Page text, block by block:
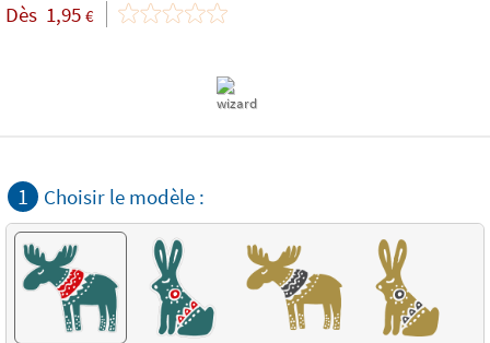
Dès 1,95 €
1 Choisir le modèle :